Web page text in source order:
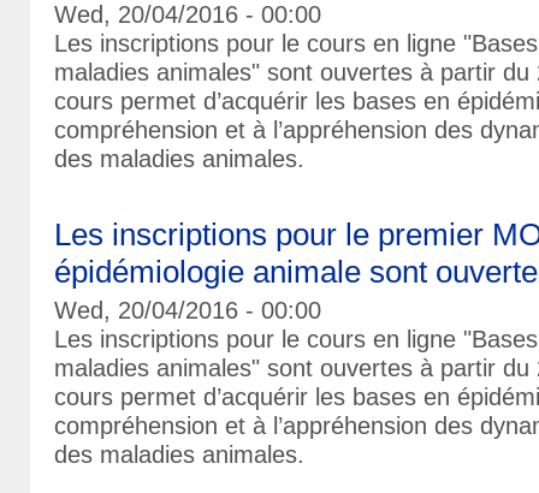
Wed, 20/04/2016 - 00:00
Les inscriptions pour le cours en ligne
maladies animales" sont ouvertes à partir du
cours permet d’acquérir les bases en
compréhension et à l’appréhension des
des maladies animales.
Les inscriptions pour le premier
épidémiologie animale sont
Wed, 20/04/2016 - 00:00
Les inscriptions pour le cours en ligne
maladies animales" sont ouvertes à partir du
cours permet d’acquérir les bases en
compréhension et à l’appréhension des
des maladies animales.